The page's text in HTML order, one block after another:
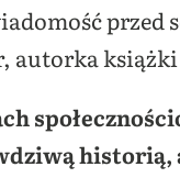
przed
autorka
historią,